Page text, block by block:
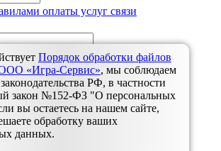
оплаты услуг связи
Порядок обработки файлов
«Игра-Сервис», мы соблюдаем
РФ, в частности
закон №152-ФЗ "О персональных
вы остаетесь на нашем сайте,
обработку ваших
данных.